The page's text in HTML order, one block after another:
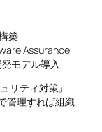
築
Assurance
モデル導入
リティ対策」
管理すれば組織